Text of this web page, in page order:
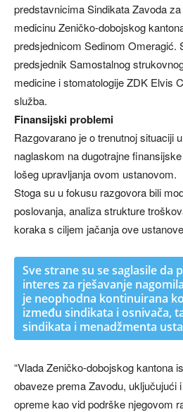
predstavnicima Sindikata Zavoda
medicinu Zeničko-dobojskog
predsjednicom Sedinom Omeragić.
predsjednik Samostalnog
medicine i stomatologije ZDK Elvis
služba.
Finansijski problemi
Razgovarano je o trenutnoj situaciji
naglaskom na dugotrajne
lošeg upravljanja ovom ustanovom.
Stoga su u fokusu razgovora bili
poslovanja, analiza strukture
koraka s ciljem jačanja ove
Sve strane su se saglasile da
interes za rješavanje
je neophodna kontinuirana
između sindikata i osnivača,
sindikata i menadžmenta
“Vlada Zeničko-dobojskog kantona
obaveze prema Zavodu, uključujući
opreme kao vid podrške njegovom